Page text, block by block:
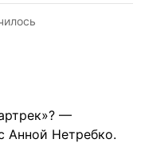
—
Анной Нетребко.